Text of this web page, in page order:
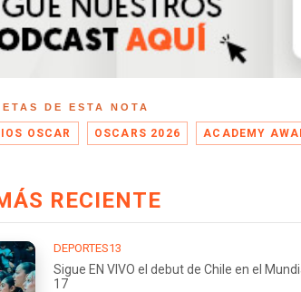
DE ESTA NOTA
OSCAR OSCARS 2026 ACADEMY
RECIENTE
DEPORTES13
Sigue EN VIVO el debut de Chile en el
17